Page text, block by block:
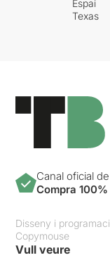
Espai
Texas
Canal oficial
Compra
Disseny i
Copymouse
Vull veure